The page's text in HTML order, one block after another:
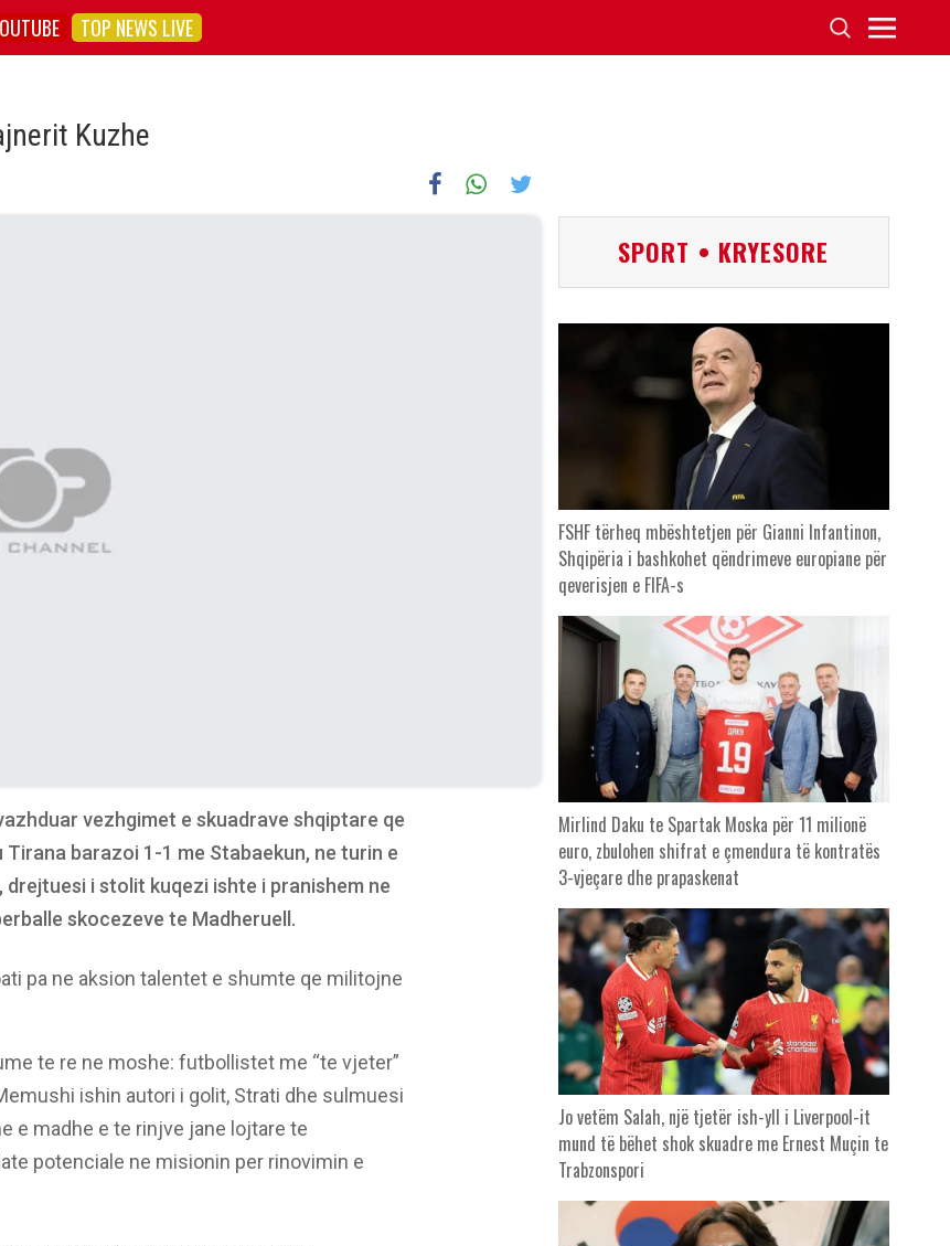
TOP NEWS LIVE
Kuzhe
vezhgimet e skuadrave shqiptare qe
Tirana barazoi 1-1 me Stabaekun, ne turin e
i stolit kuqezi ishte i pranishem ne
skocezeve te Madheruell.
pa ne aksion talentet e shumte qe militojne
te re ne moshe: futbollistet me “te vjeter”
ishin autori i golit, Strati dhe sulmuesi
e madhe e te rinjve jane lojtare te
potenciale ne misionin per rinovimin e
SPORT • KRYESORE
FSHF tërheq mbështetjen për Gianni Infantinon,
Shqipëria i bashkohet qëndrimeve europiane për
qeverisjen e FIFA-s
Mirlind Daku te Spartak Moska për 11 milionë
euro, zbulohen shifrat e çmendura të kontratës
3-vjeçare dhe prapaskenat
Jo vetëm Salah, një tjetër ish-yll i Liverpool-it
mund të bëhet shok skuadre me Ernest Muçin te
Trabzonspori